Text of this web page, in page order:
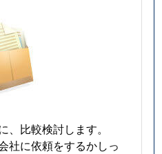
、比較検討します。
社に依頼をするかしっ